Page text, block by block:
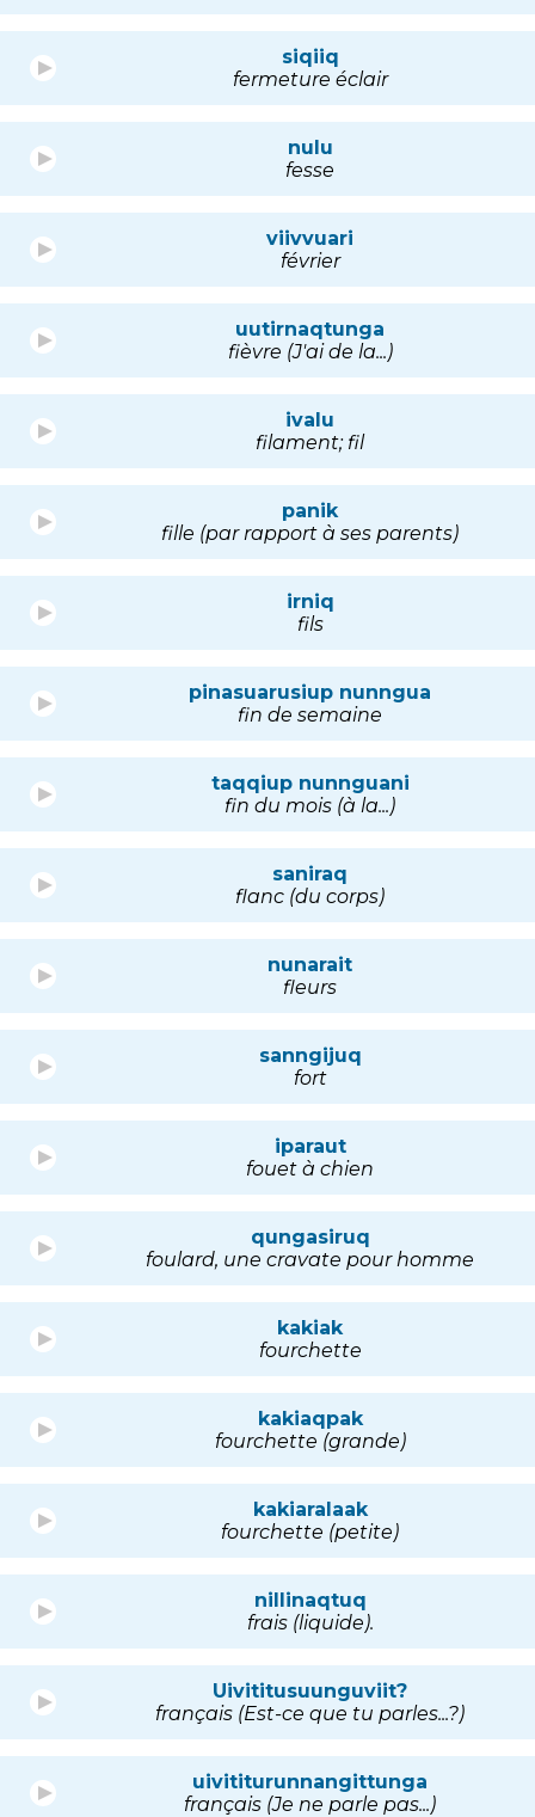
siqiiq
fermeture éclair
nulu
fesse
viivvuari
février
uutirnaqtunga
fièvre (J'ai de la...)
ivalu
filament; fil
panik
fille (par rapport à ses parents)
irniq
fils
pinasuarusiup nunngua
fin de semaine
taqqiup nunnguani
fin du mois (à la...)
saniraq
flanc (du corps)
nunarait
fleurs
sanngijuq
fort
iparaut
fouet à chien
qungasiruq
foulard, une cravate pour homme
kakiak
fourchette
kakiaqpak
fourchette (grande)
kakiaralaak
fourchette (petite)
nillinaqtuq
frais (liquide).
Uivititusuunguviit?
français (Est-ce que tu parles...?)
uivititurunnangittunga
français (Je ne parle pas...)